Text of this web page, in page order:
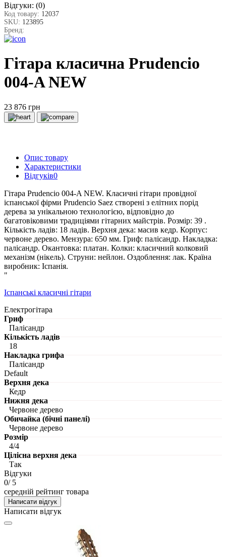
Відгуки: (0)
Код товару: 12037
SKU: 123895
Бренд:
Гітара класична Prudencio
004-A NEW
23 876 грн
Опис товару
Характеристики
Відгуків0
Гітара Prudencio 004-A NEW. Класичні гітари провідної
іспанської фірми Prudencio Saez створені з елітних порід
дерева за унікальною технологією, відповідно до
багатовіковими традиціями гітарних майстрів. Розмір: 39 .
Кількість ладів: 18 ладів. Верхня дека: масив кедр. Корпус:
червоне дерево. Мензура: 650 мм. Гриф: палісандр. Накладка:
палісандр. Окантовка: платан. Колки: класичний колковий
механізм (нікель). Струни: нейлон. Оздоблення: лак. Країна
виробник: Іспанія.
"
Іспанські класичні гітари
Електрогітара
Гриф
Палісандр
Кількість ладів
18
Накладка грифа
Палісандр
Default
Верхня дека
Кедр
Нижня дека
Червоне дерево
Обичайка (бічні панелі)
Червоне дерево
Розмір
4/4
Цілісна верхня дека
Так
Відгуки
0/ 5
середній рейтинг товара
Написати відгук
Написати відгук